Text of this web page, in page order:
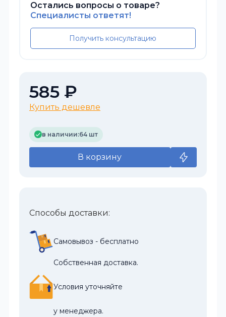
Остались вопросы о товаре?
Специалисты ответят!
Получить консультацию
585 ₽
Купить дешевле
в наличии:64 шт
В корзину
Способы доставки:
Самовывоз - бесплатно
Собственная доставка.
Условия уточняйте
у менеджера.